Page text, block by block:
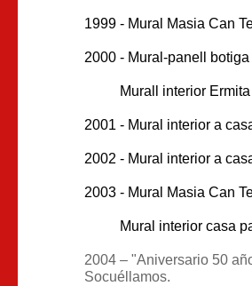
1999 - Mural Masia Can
2000 - Mural-panell
Murall interior Ermita
2001 - Mural interior a
2002 - Mural interior a
2003 - Mural Masia Can
Mural interior casa
2004 – "Aniversario 50
Socuéllamos.